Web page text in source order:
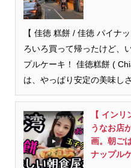
【 佳徳 糕餅 / 佳徳 パイナ
ろいろ買って帰ったけど、
プルケーキ！ 佳徳糕餅 (
は、やっぱり安定の美味し
【 イン
うなお店
画。朝ご
ナップル